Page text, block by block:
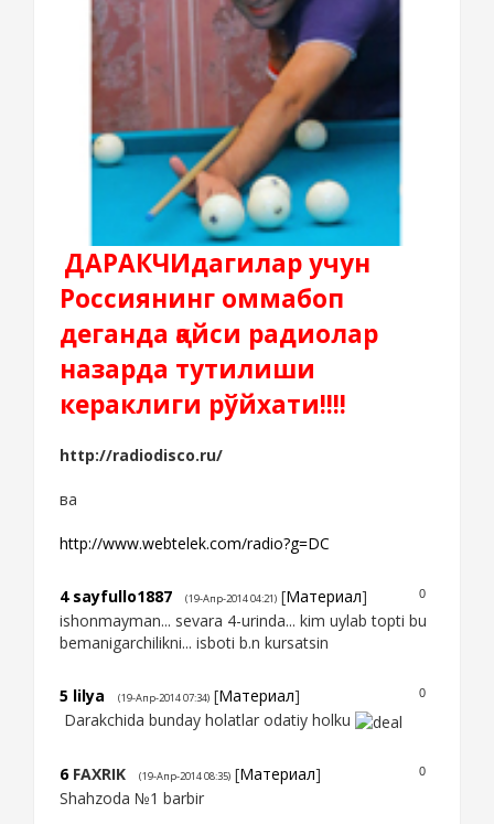
ДАРАКЧИдагилар учун
Россиянинг оммабоп
деганда қайси радиолар
назарда тутилиши
кераклиги рўйхати!!!!
http://radiodisco.ru/
ва
http://www.webtelek.com/radio?g=DC
0
4 sayfullo1887 (19-Апр-2014 04:21) [Материал]
ishonmayman... sevara 4-urinda... kim uylab topti bu
bemanigarchilikni... isboti b.n kursatsin
0
5 lilya (19-Апр-2014 07:34) [Материал]
Darakchida bunday holatlar odatiy holku
0
6 FAXRIK (19-Апр-2014 08:35) [Материал]
Shahzoda №1 barbir